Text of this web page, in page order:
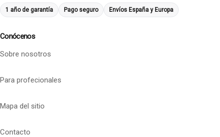
1 año de garantía Pago seguro Envíos España y Europa
Conócenos
Sobre nosotros
Para profecionales
Mapa del sitio
Contacto